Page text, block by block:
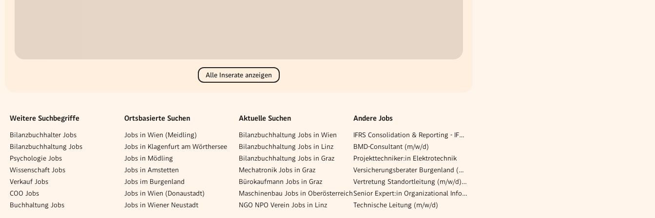
Alle Inserate anzeigen
Weitere Suchbegriffe
Bilanzbuchhalter Jobs
Bilanzbuchhaltung Jobs
Psychologie Jobs
Wissenschaft Jobs
Verkauf Jobs
COO Jobs
Buchhaltung Jobs
Ortsbasierte Suchen
Jobs in Wien (Meidling)
Jobs in Klagenfurt am Wörthersee
Jobs in Mödling
Jobs in Amstetten
Jobs im Burgenland
Jobs in Wien (Donaustadt)
Jobs in Wiener Neustadt
Aktuelle Suchen
Bilanzbuchhaltung Jobs in Wien
Bilanzbuchhaltung Jobs in Linz
Bilanzbuchhaltung Jobs in Graz
Mechatronik Jobs in Graz
Bürokaufmann Jobs in Graz
Maschinenbau Jobs in Oberösterreich
NGO NPO Verein Jobs in Linz
Andere Jobs
IFRS Consolidation & Reporting - IFRS Mitarbeiter:in
BMD-Consultant (m/w/d)
Projekttechniker:in Elektrotechnik
Versicherungsberater Burgenland (w|m|d)
Vertretung Standortleitung (m/w/d) für 30 Std./Woche im Großraum Graz
Senior Expert:in Organizational Information Security Management
Technische Leitung (m/w/d)